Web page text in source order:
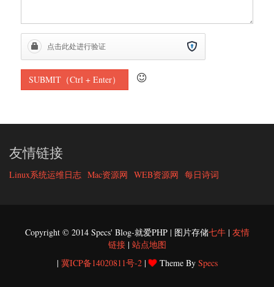
友情链接
Linux系统运维日志 Mac资源网 WEB资源网 每日诗词
Copyright © 2014 Specs' Blog-就爱PHP | 图片存储七牛| 友情
链接| 站点地图
| 冀ICP备14020811号-2| Theme By Specs